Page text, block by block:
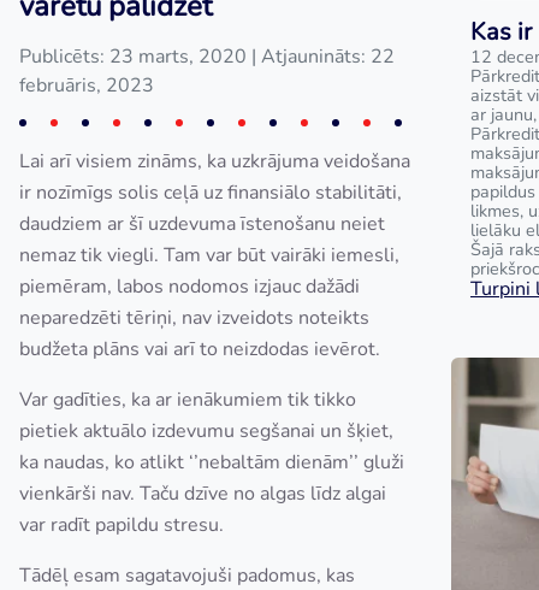
Publicēts: 23 marts, 2020 | Atjaunināts: 22
februāris, 2023
Lai arī visiem zināms, ka uzkrājuma veidošana
ir nozīmīgs solis ceļā uz finansiālo stabilitāti,
daudziem ar šī uzdevuma īstenošanu neiet
nemaz tik viegli. Tam var būt vairāki iemesli,
piemēram, labos nodomos izjauc dažādi
neparedzēti tēriņi, nav izveidots noteikts
budžeta plāns vai arī to neizdodas ievērot.
Var gadīties, ka ar ienākumiem tik tikko
pietiek aktuālo izdevumu segšanai un šķiet,
ka naudas, ko atlikt ‘’nebaltām dienām’’ gluži
vienkārši nav. Taču dzīve no algas līdz algai
var radīt papildu stresu.
Tādēļ esam sagatavojuši padomus, kas
Kas
12
aizstāt
ar
likmes,
lielāku
Šajā
Turpini